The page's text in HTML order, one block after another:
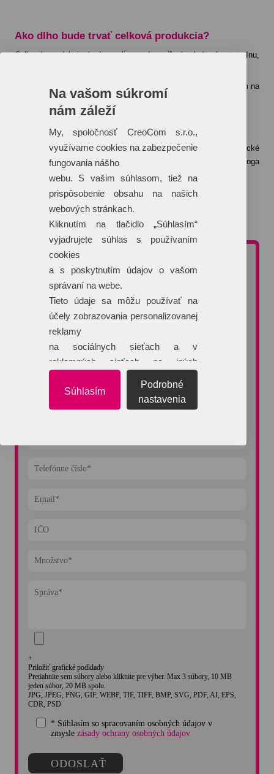
Ako dlho bude trvať celková produkcia?
Celková produkcia bude realizovaná podľa konkrétneho termínu,
Konkrétny termín dodania je uvedený vždy individuálne vzhľadom na
aktuálny harmonogram tlače vybranej technológie.
Čo ak nemám logo v krivkách?
Logo do tlačového a teda krivkového formátu Vám naše grafické
štúdio dokáže „prekresliť“ na základe zaslaného iného formátu loga
(napríklad JPG formát).
Táto služba je spoplatnená sumou 25 €/hodina grafických prác.
Viac o technológiách potlače >>
Potrebujete poradiť pri výbere reklamného predmetu alebo
typu potlače?
Vyžiadajte si nezáväznú cenovú ponuku. Na dopyty reagujeme
do 60 minút.
+
Priložiť grafické podklady
Pretiahnite sem súbory alebo kliknite pre výber. Max 3 súbory, 10 MB
jeden súbor, 20 MB spolu.
JPG, JPEG, PNG, GIF, WEBP, TIF, TIFF, BMP, SVG, PDF, AI, EPS,
CDR, PSD
* Súhlasím so spracovaním osobných údajov v
zmysle zásady ochrany osobných údajov
Na vašom súkromí
nám záleží
My, spoločnosť CreoCom s.r.o.,
využívame cookies na zabezpečenie
fungovania nášho
webu. S vašim súhlasom, tiež na
prispôsobenie obsahu na našich
webových stránkach.
Kliknutím na tlačidlo „Súhlasím“
vyjadrujete súhlas s používaním
cookies
a s poskytnutím údajov o vašom
správaní na webe.
Tieto údaje sa môžu používať na
účely zobrazovania personalizovanej
reklamy
na sociálnych sieťach a v
reklamných sieťach na iných
Súhlasím
Podrobné
nastavenia